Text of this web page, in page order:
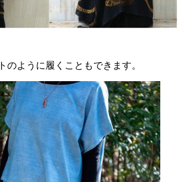
のように履くこともできます。